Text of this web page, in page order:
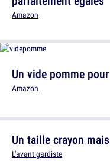
Amazon
Un taille crayon
L'avant gardiste
Un vide pomme
Amazon